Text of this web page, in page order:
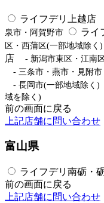
ライフデリ上越店
泉市・阿賀野市
ライ
区・西蒲区(一部地域除く)
店
- 新潟市東区・江南
- 三条市・燕市・見附
- 長岡市(一部地域除く)
域を除く)
前の画面に戻る
上記店舗に問い合わせ
富山県
ライフデリ南砺・
前の画面に戻る
上記店舗に問い合わせ